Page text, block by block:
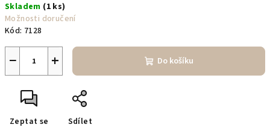
cena:
Skladem (1 ks)
Možnosti doručení
Kód: 7128
+
− Do košíku
Zeptat se Sdílet